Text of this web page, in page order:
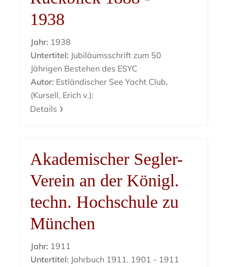
1938
Jahr: 1938
Untertitel: Jubiläumsschrift zum 50
Jährigen Bestehen des ESYC
Autor: Estländischer See Yacht Club,
(Kursell, Erich v.):
Details
Akademischer Segler-
Verein an der Königl.
techn. Hochschule zu
München
Jahr: 1911
Untertitel: Jahrbuch 1911. 1901 - 1911